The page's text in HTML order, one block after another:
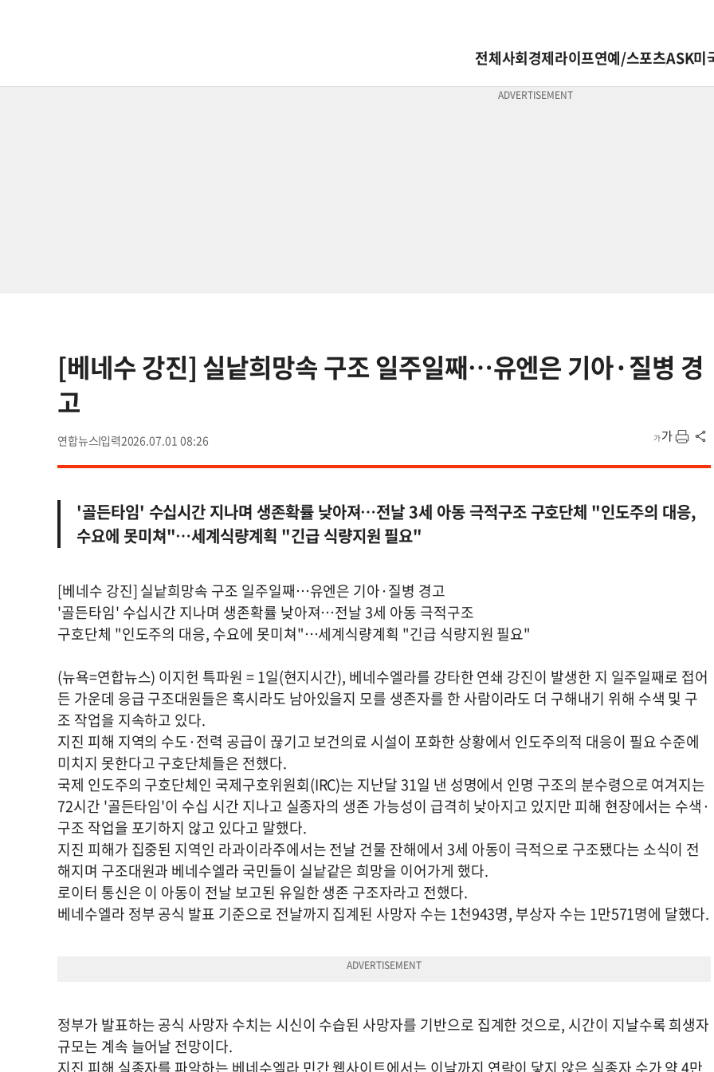
전체사회경제라이프연예/스포츠ASK미
[베네수 강진] 실낱희망속 구조 일주일째…유엔은 기아·질병 경
고
연합뉴스 2026.07.01 08:26
'골든타임' 수십시간 지나며 생존확률 낮아져…전날 3세 아동 극적구조 구호단체 "인도주의 대응,
수요에 못미쳐"…세계식량계획 "긴급 식량지원 필요"
[베네수 강진] 실낱희망속 구조 일주일째…유엔은 기아·질병 경고
'골든타임' 수십시간 지나며 생존확률 낮아져…전날 3세 아동 극적구조
구호단체 "인도주의 대응, 수요에 못미쳐"…세계식량계획 "긴급 식량지원 필요"
(뉴욕=연합뉴스) 이지헌 특파원 = 1일(현지시간), 베네수엘라를 강타한 연쇄 강진이 발생한 지 일주일째로 접어
든 가운데 응급 구조대원들은 혹시라도 남아있을지 모를 생존자를 한 사람이라도 더 구해내기 위해 수색 및 구
조 작업을 지속하고 있다.
지진 피해 지역의 수도·전력 공급이 끊기고 보건의료 시설이 포화한 상황에서 인도주의적 대응이 필요 수준에
미치지 못한다고 구호단체들은 전했다.
국제 인도주의 구호단체인 국제구호위원회(IRC)는 지난달 31일 낸 성명에서 인명 구조의 분수령으로 여겨지는
72시간 '골든타임'이 수십 시간 지나고 실종자의 생존 가능성이 급격히 낮아지고 있지만 피해 현장에서는 수색·
구조 작업을 포기하지 않고 있다고 말했다.
지진 피해가 집중된 지역인 라과이라주에서는 전날 건물 잔해에서 3세 아동이 극적으로 구조됐다는 소식이 전
해지며 구조대원과 베네수엘라 국민들이 실낱같은 희망을 이어가게 했다.
로이터 통신은 이 아동이 전날 보고된 유일한 생존 구조자라고 전했다.
베네수엘라 정부 공식 발표 기준으로 전날까지 집계된 사망자 수는 1천943명, 부상자 수는 1만571명에 달했다.
정부가 발표하는 공식 사망자 수치는 시신이 수습된 사망자를 기반으로 집계한 것으로, 시간이 지날수록 희생자
규모는 계속 늘어날 전망이다.
지진 피해 실종자를 파악하는 베네수엘라 민간 웹사이트에서는 이날까지 연락이 닿지 않은 실종자 수가 약 4만